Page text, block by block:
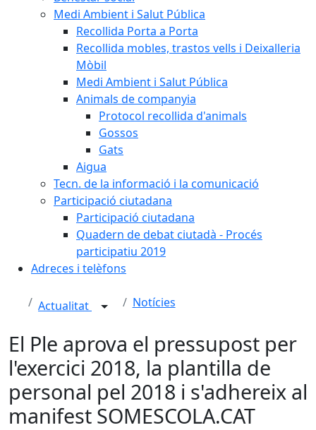
Medi Ambient i Salut Pública
Recollida Porta a Porta
Recollida mobles, trastos vells i Deixalleria
Mòbil
Medi Ambient i Salut Pública
Animals de companyia
Protocol recollida d'animals
Gossos
Gats
Aigua
Tecn. de la informació i la comunicació
Participació ciutadana
Participació ciutadana
Quadern de debat ciutadà - Procés
participatiu 2019
Adreces i telèfons
Actualitat Notícies
El Ple aprova el pressupost per
l'exercici 2018, la plantilla de
personal pel 2018 i s'adhereix al
manifest SOMESCOLA.CAT